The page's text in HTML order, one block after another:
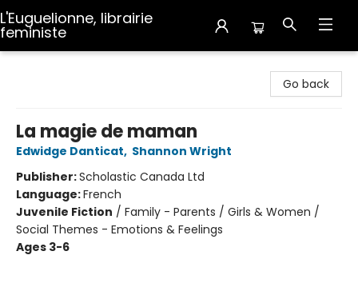
L'Euguelionne, librairie
feministe
Go back
La magie de maman
Edwidge Danticat, Shannon Wright
Publisher:Scholastic Canada Ltd
Language:French
Juvenile Fiction / Family - Parents / Girls & Women /
Social Themes - Emotions & Feelings
Ages 3-6